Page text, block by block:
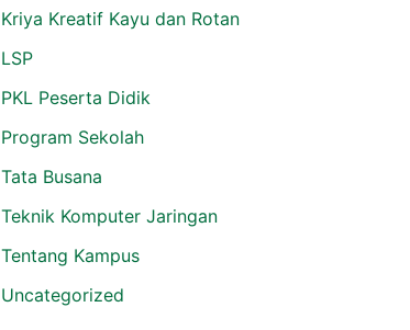
Kriya Kreatif Kayu dan Rotan
LSP
PKL Peserta Didik
Program Sekolah
Tata Busana
Teknik Komputer Jaringan
Tentang Kampus
Uncategorized